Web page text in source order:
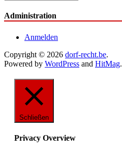
Administration
Anmelden
Copyright © 2026 dorf-recht.be.
Powered by WordPress and HitMag.
Schließen
Privacy Overview